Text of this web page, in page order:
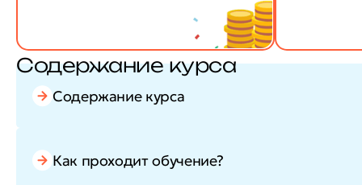
Содержание курса
Содержание курса
Как проходит обучение?